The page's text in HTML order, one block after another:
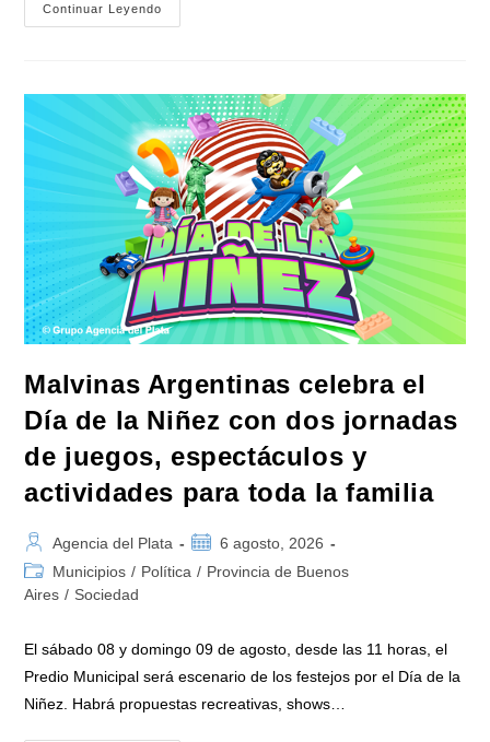
Continuar Leyendo
Cipayo»:
A
Milei
Y
Advirtió
Sobre
Un
Juicio
Político
Por
Traición
A
La
Patria
Malvinas Argentinas celebra el
Día de la Niñez con dos jornadas
de juegos, espectáculos y
actividades para toda la familia
Autor
de
la
Agencia del Plata
Publicación
de
6 agosto, 2026
Categoría
de
Municipios / Política / Provincia de Buenos
Aires / Sociedad
El sábado 08 y domingo 09 de agosto, desde las 11 horas, el
Predio Municipal será escenario de los festejos por el Día de la
Niñez. Habrá propuestas recreativas, shows…